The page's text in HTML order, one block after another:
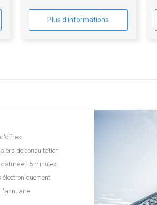
Plus d'informations
de consultation
en 5 minutes
électroniquement
l'annuaire